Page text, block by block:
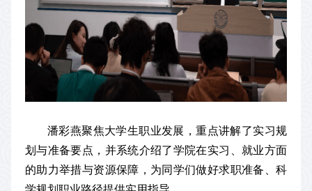
潘彩燕聚焦大学生职业发展，重点讲解了实习规
划与准备要点，并系统介绍了学院在实习、就业方面
的助力举措与资源保障，为同学们做好求职准备、科